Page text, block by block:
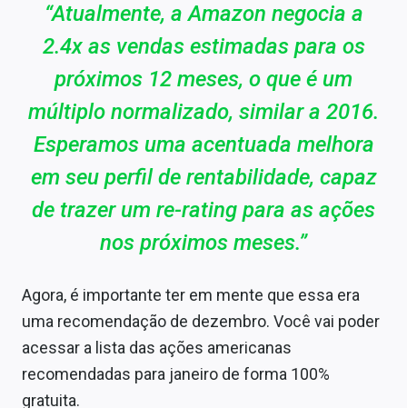
“Atualmente, a Amazon negocia a
2.4x as vendas estimadas para os
próximos 12 meses, o que é um
múltiplo normalizado, similar a 2016.
Esperamos uma acentuada melhora
em seu perfil de rentabilidade, capaz
de trazer um re-rating para as ações
nos próximos meses.”
Agora, é importante ter em mente que essa era
uma recomendação de dezembro. Você vai poder
acessar a lista das ações americanas
recomendadas para janeiro de forma 100%
gratuita.